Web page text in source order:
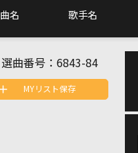
曲名 歌手名
選曲番号： 6843-84
MYリスト保存